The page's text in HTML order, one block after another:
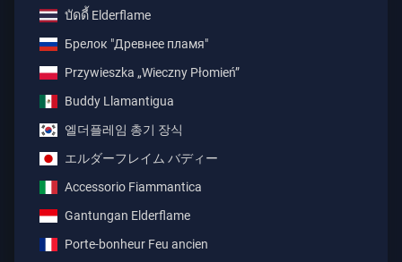
บัดดี้ Elderflame
Брелок "Древнее пламя"
Przywieszka „Wieczny Płomień”
Buddy Llamantigua
엘더플레임 총기 장식
エルダーフレイム バディー
Accessorio Fiammantica
Gantungan Elderflame
Porte-bonheur Feu ancien